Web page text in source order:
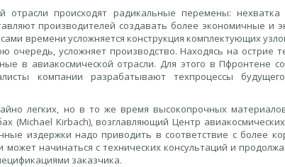
отрасли происходят радикальные перемены: нехватка
производителей создавать более экономичные и
времени усложняется конструкция комплектующих
усложняет производство. Находясь на острие
в авиакосмической отрасли. Для этого в Пфронтене
компании разрабатывают техпроцессы
легких, но в то же время высокопрочных
(Michael Kirbach), возглавляющий Центр
издержки надо приводить в соответствие с более
начинаться с технических консультаций и
заказчика.